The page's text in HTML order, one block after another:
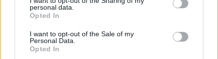
personal data.
Opted In
I want to opt-out of the Sale of my
Personal Data.
Opted In
Callejero de Castellví